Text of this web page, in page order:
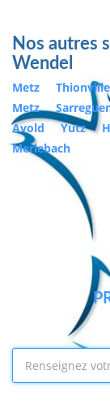
Nos autres
Wendel
Metz Thionville
Metz
Avold
Yutz
Merlebach